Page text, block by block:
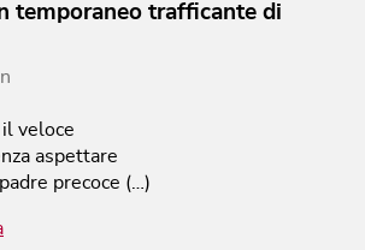
temporaneo trafficante di
il veloce
aspettare
precoce (…)